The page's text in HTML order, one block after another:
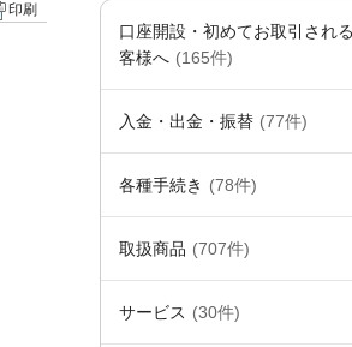
口座開設・初めてお取引され
客様へ (165件)
入金・出金・振替 (77件)
各種手続き (78件)
取扱商品 (707件)
サービス (30件)
印刷